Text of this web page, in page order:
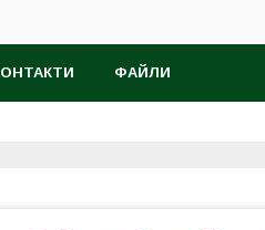
ФАЙЛИ